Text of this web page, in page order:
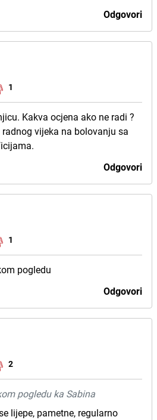
Odgovori
1
Kakva ocjena ako ne radi ?
vijeka na bolovanju sa
Odgovori
1
pogledu
Odgovori
2
pogledu ka Sabina
lijepe, pametne, regularno